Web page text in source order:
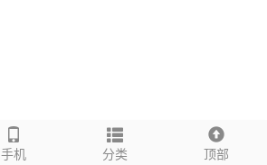
手机 分类 顶部